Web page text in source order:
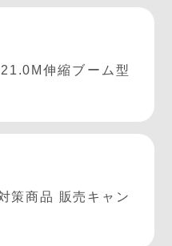
伸縮ブーム型
策商品 販売キャン